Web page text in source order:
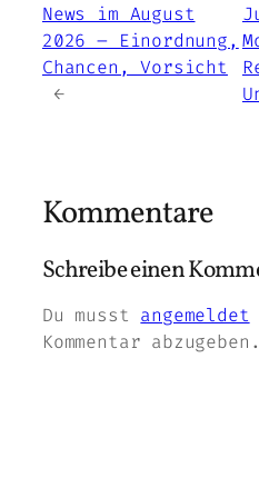
News im August
2026 – Einordnung,
Chancen, Vorsicht
→
Kommentare
Schreibe einen
Du musst angemeldet
Kommentar abzugeben.